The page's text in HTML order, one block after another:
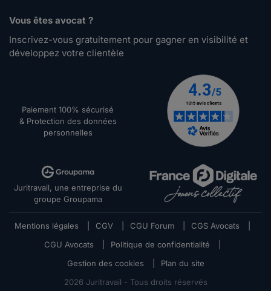
Vous êtes avocat ?
Inscrivez-vous gratuitement pour gagner en visibilité et
développez votre clientèle
Paiement 100% sécurisé
& Protection des données
personnelles
Juritravail, une entreprise du
groupe Groupama
Mentions légales CGV CGU Forum CGS Avocats
CGU Avocats
Politique de confidentialité
Gestion des cookies
Plan du site
2026 Juritravail - Tous droits réservés